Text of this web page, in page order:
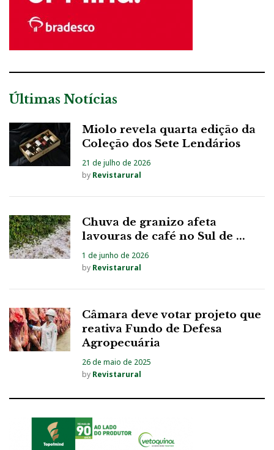
Últimas Notícias
Miolo revela quarta edição da
Coleção dos Sete Lendários
21 de julho de 2026
by Revistarural
Chuva de granizo afeta
lavouras de café no Sul de ...
1 de junho de 2026
by Revistarural
Câmara deve votar projeto que
reativa Fundo de Defesa
Agropecuária
26 de maio de 2025
by Revistarural